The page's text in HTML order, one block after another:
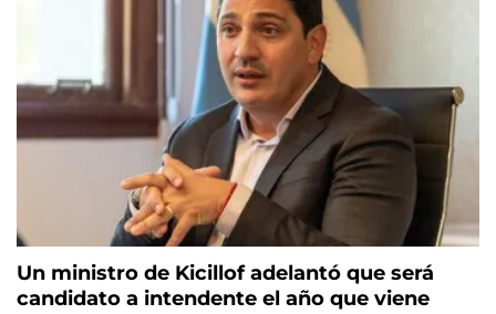
Un ministro de Kicillof adelantó que será
candidato a intendente el año que viene